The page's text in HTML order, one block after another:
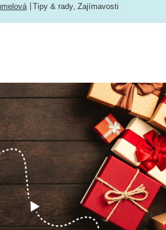
Tipy & rady, Zajímavosti